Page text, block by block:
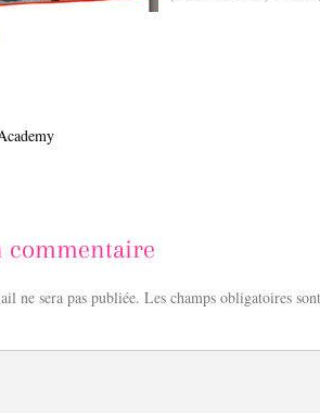
commentaire
ne sera pas publiée. Les champs obligatoires